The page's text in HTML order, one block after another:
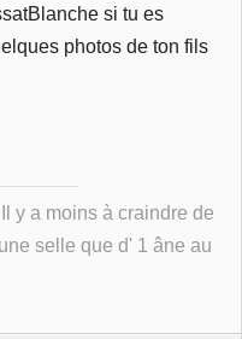
si tu es
photos de ton fils
y a moins à craindre de
selle que d' 1 âne au